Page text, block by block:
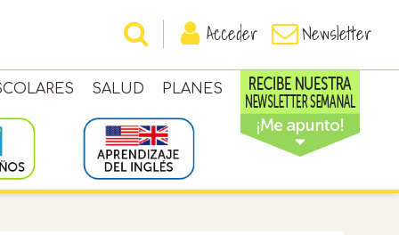
Acceder Newsletter
SALUD PLANES